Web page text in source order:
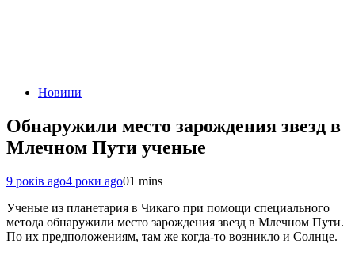
Новини
Обнаружили место зарождения звезд в
Млечном Пути ученые
9 років ago4 роки ago01 mins
Ученые из планетария в Чикаго при помощи специального
метода обнаружили место зарождения звезд в Млечном Пути.
По их предположениям, там же когда-то возникло и Солнце.